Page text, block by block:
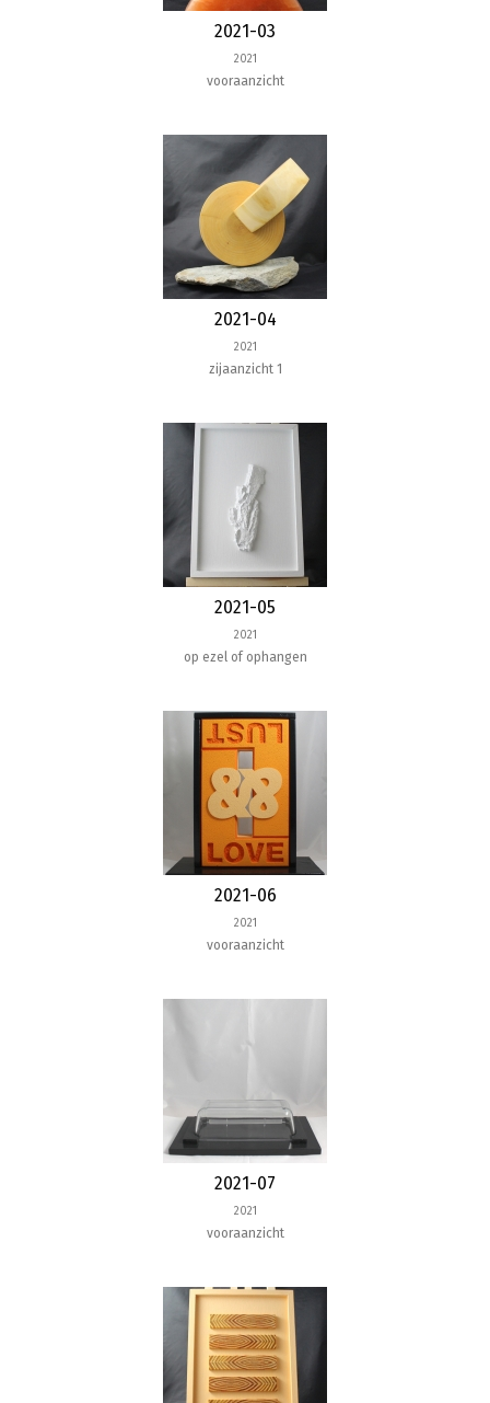
2021-03
2021
vooraanzicht
2021-04
2021
zijaanzicht 1
2021-05
2021
op ezel of ophangen
2021-06
2021
vooraanzicht
2021-07
2021
vooraanzicht